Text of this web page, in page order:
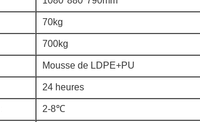
70kg
700kg
Mousse de LDPE+PU
24 heures
2-8℃